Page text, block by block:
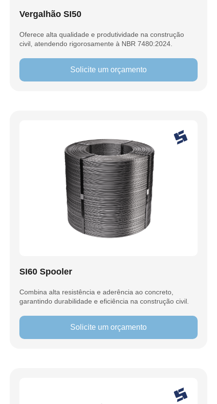
Vergalhão SI50
Oferece alta qualidade e produtividade na construção
civil, atendendo rigorosamente à NBR 7480:2024.
Solicite um orçamento
SI60 Spooler
Combina alta resistência e aderência ao concreto,
garantindo durabilidade e eficiência na construção civil.
Solicite um orçamento